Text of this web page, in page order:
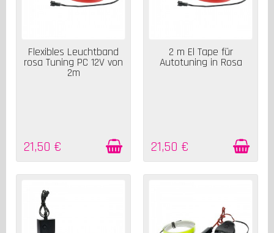
AUF LAGER
Flexibles Leuchtband
rosa Tuning PC 12V von
2m
21,50 €
AUF LAGER
2 m El Tape für
Autotuning in Rosa
21,50 €